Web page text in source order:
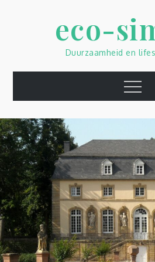
eco-
Duurzaamheid en
Menu